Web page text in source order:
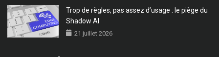
Trop de règles, pas assez d’usage : le piège du
Shadow AI
21 juillet 2026